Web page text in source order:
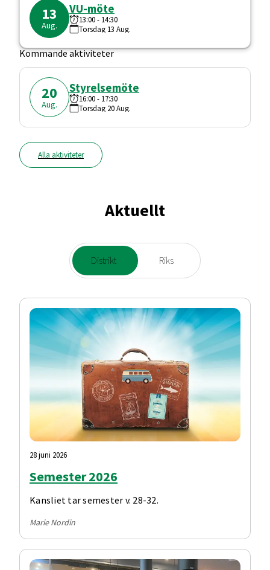
13
Aug.
VU-möte
13:00- 14:30
Torsdag 13 Aug.
Kommande aktiviteter
20
Aug.
Styrelsemöte
16:00- 17:30
Torsdag 20Aug.
Alla aktiviteter
Aktuellt
Distrikt Riks
28 juni 2026
Semester 2026
Kansliet tar semester v. 28-32.
Marie Nordin